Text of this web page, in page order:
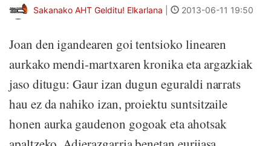
Sakanako AHT Gelditu! Elkarlana 2013-06-11 19:50
Joan den igandearen goi tentsioko linearen
aurkako mendi-martxaren kronika eta argazkiak
jaso ditugu: Gaur izan dugun eguraldi narrats
hau ez da nahiko izan, proiektu suntsitzaile
honen aurka gaudenon gogoak eta ahotsak